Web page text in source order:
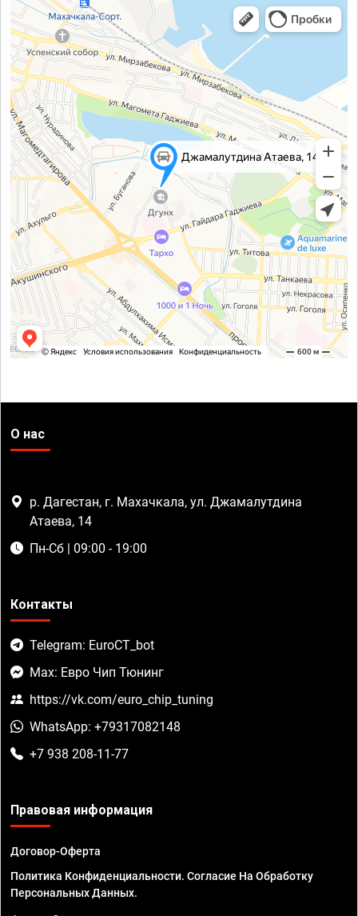
О нас
р. Дагестан, г. Махачкала, ул. Джамалутдина
Атаева, 14
Пн-Сб | 09:00 - 19:00
Контакты
Telegram: EuroCT_bot
Max: Евро Чип Тюнинг
https://vk.com/euro_chip_tuning
WhatsApp: +79317082148
+7 938 208-11-77
Правовая информация
Договор-Оферта
Политика Конфиденциальности. Согласие На Обработку
Персональных Данных.